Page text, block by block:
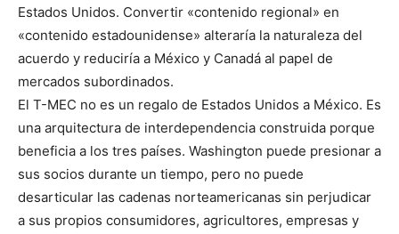
Estados Unidos. Convertir «contenido regional» en
«contenido estadounidense» alteraría la naturaleza del
acuerdo y reduciría a México y Canadá al papel de
mercados subordinados.
El T-MEC no es un regalo de Estados Unidos a México. Es
una arquitectura de interdependencia construida porque
beneficia a los tres países. Washington puede presionar a
sus socios durante un tiempo, pero no puede
desarticular las cadenas norteamericanas sin perjudicar
a sus propios consumidores, agricultores, empresas y